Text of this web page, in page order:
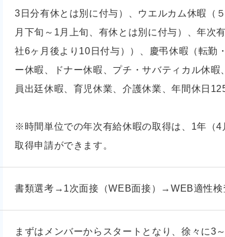
3日分有休とは別に付与）、ウエルカム休暇（
月下旬～1月上旬、有休とは別に付与）、年次
社6ヶ月後より10日付与））、慶弔休暇（転勤
ー休暇、ドナー休暇、プチ・サバティカル休暇
員出廷休暇、育児休業、介護休業、年間休日
※時間単位での年次有給休暇の取得は、1年（
取得申請ができます。
書類選考→1次面接（WEB面接）→WEB適性検
まずはメンバーからスタートとなり、徐々に3